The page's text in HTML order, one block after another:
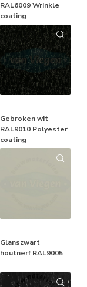
RAL6009 Wrinkle
coating
Gebroken wit
RAL9010 Polyester
coating
Glanszwart
houtnerf RAL9005